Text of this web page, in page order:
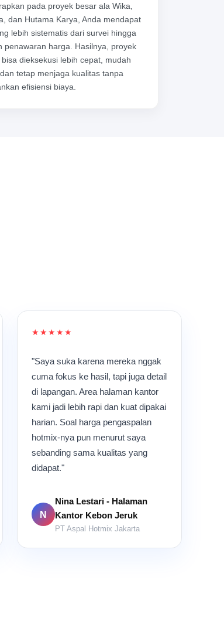
pada proyek besar ala Wika,
dan Hutama Karya, Anda mendapat
lebih sistematis dari survei hingga
penawaran harga. Hasilnya, proyek
dieksekusi lebih cepat, mudah
tetap menjaga kualitas tanpa
efisiensi biaya.
★★★★★
"Saya suka karena mereka nggak
cuma fokus ke hasil, tapi juga detail
di lapangan. Area halaman kantor
kami jadi lebih rapi dan kuat dipakai
harian. Soal harga pengaspalan
hotmix-nya pun menurut saya
sebanding sama kualitas yang
didapat."
N
Nina Lestari - Halaman
Kantor Kebon Jeruk
PT Aspal Hotmix Jakarta